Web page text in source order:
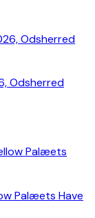
Odsherred
Palæets Have